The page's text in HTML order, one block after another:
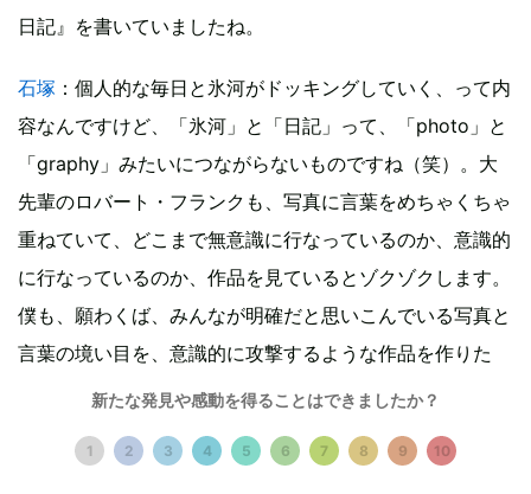
日記』を書いていましたね。
石塚 ：個人的な毎日と氷河がドッキングしていく、って内
容なんですけど、「氷河」と「日記」って、「photo」と
「graphy」みたいにつながらないものですね（笑）。大
先輩のロバート・フランクも、写真に言葉をめちゃくちゃ
重ねていて、どこまで無意識に行なっているのか、意識的
に行なっているのか、作品を見ているとゾクゾクします。
僕も、願わくば、みんなが明確だと思いこんでいる写真と
言葉の境い目を、意識的に攻撃するような作品を作りた
イベント情報
新たな発見や感動を得ることはできましたか？
1 2 3 4 5 6 7 8 9 10